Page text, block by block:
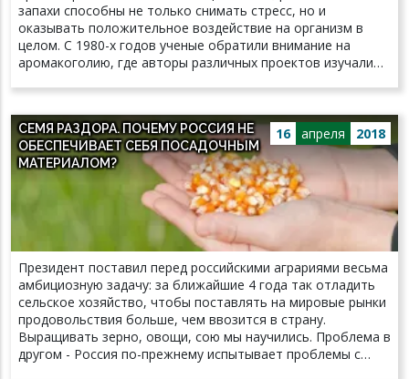
и различных Интернет-ресурсах. Этот огромный массив
информации не систематизирован, а значит, недоступен
научному сообществу. В то же время любители-
натуралисты во многих странах играют ведущую роль в
систематики (они определяют вид млекопитающего), но и
все любители живой природы.
запахи способны не только снимать стресс, но и
оказывать положительное воздействие на организм в
целом. С 1980-х годов ученые обратили внимание на
аромакоголию, где авторы различных проектов изучали
фактов вошла теория научных работников о воздействии
веществ на обонятельные нейроны человека, а также на
его мозг и эндокринную систему. Химические субстанции
обычно проникают через слизистую легких или пазухи
носа. После проведения опытов на грызунах эксперты
заметили, что при вдыхании цедрола крысы
успокаивались. Учёные Института проблем экологии и
эволюции имени А. Н. Северцова РАН после реализации
исследований обнаружили еще один плюс ароматерапии.
Запахи мяты и лаванды способны улучшать память
школьников возрастом до 11 лет. Эфирные масла
уменьшают уровень гормона кортизола, отвечающего за
стресс. В список фактов вошла теория о психологическом
воздействии на человека. В процессе наблюдения 90
студенткам сказали, что распространенные в аудитории
вещества расслабляют. После проверки у респондентов
16 апреля 2018
СЕМЯ РАЗДОРА. ПОЧЕМУ РОССИЯ НЕ
ОБЕСПЕЧИВАЕТ СЕБЯ ПОСАДОЧНЫМ
МАТЕРИАЛОМ?
Президент поставил перед российскими аграриями весьма
амбициозную задачу: за ближайшие 4 года так отладить
сельское хозяйство, чтобы поставлять на мировые рынки
продовольствия больше, чем ввозится в страну.
Выращивать зерно, овощи, сою мы научились. Проблема в
другом - Россия по-прежнему испытывает проблемы с